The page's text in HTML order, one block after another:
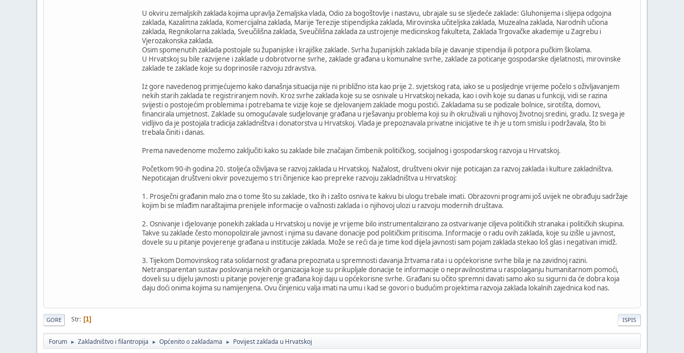
U okviru zemaljskih zaklada kojima upravlja Zemaljska vlada, Odio za bogoštovlje i nastavu, ubrajale su se sljedeće zaklade: Gluhonijema i slijepa odgojna
zaklada, Kazaliπna zaklada, Komercijalna zaklada, Marije Terezije stipendijska zaklada, Mirovinska učiteljska zaklada, Muzealna zaklada, Narodnih učiona
zaklada, Regnikolarna zaklada, Sveučilišna zaklada, Sveučilišna zaklada za ustrojenje medicinskog fakulteta, Zaklada Trgovačke akademije u Zagrebu i
Vjerozakonska zaklada.
Osim spomenutih zaklada postojale su županijske i krajiške zaklade. Svrha županijskih zaklada bila je davanje stipendija ili potpora pučkim školama.
U Hrvatskoj su bile razvijene i zaklade u dobrotvorne svrhe, zaklade građana u komunalne svrhe, zaklade za poticanje gospodarske djelatnosti, mirovinske
zaklade te zaklade koje su doprinosile razvoju zdravstva.
Iz gore navedenog primjećujemo kako današnja situacija nije ni približno ista kao prije 2. svjetskog rata, iako se u posljednje vrijeme počelo s oživljavanjem
nekih starih zaklada te registriranjem novih. Kroz svrhe zaklada koje su se osnivale u Hrvatskoj nekada, kao i ovih koje su danas u funkciji, vidi se razina
svijesti o postojećim problemima i potrebama te vizije koje se djelovanjem zaklade mogu postići. Zakladama su se podizale bolnice, sirotišta, domovi,
financirala umjetnost. Zaklade su omogućavale sudjelovanje građana u rješavanju problema koji su ih okruživali u njihovoj životnoj sredini, gradu. Iz svega je
vidljivo da je postojala tradicija zakladništva i donatorstva u Hrvatskoj. Vlada je prepoznavala privatne inicijative te ih je u tom smislu i podržavala, što bi
trebala činiti i danas.
Prema navedenome možemo zaključiti kako su zaklade bile značajan čimbenik političkog, socijalnog i gospodarskog razvoja u Hrvatskoj.
Početkom 90-ih godina 20. stoljeća oživljava se razvoj zaklada u Hrvatskoj. Nažalost, društveni okvir nije poticajan za razvoj zaklada i kulture zakladništva.
Nepoticajan društveni okvir povezujemo s tri činjenice kao prepreke razvoju zakladništva u Hrvatskoj:
1. Prosječni građanin malo zna o tome što su zaklade, tko ih i zašto osniva te kakvu bi ulogu trebale imati. Obrazovni programi još uvijek ne obrađuju sadržaje
kojim bi se mlađim naraštajima prenijele informacije o važnosti zaklada i o njihovoj ulozi u razvoju modernih društava.
2. Osnivanje i djelovanje ponekih zaklada u Hrvatskoj u novije je vrijeme bilo instrumentalizirano za ostvarivanje ciljeva političkih stranaka i političkih skupina.
Takve su zaklade često monopolizirale javnost i njima su davane donacije pod političkim pritiscima. Informacije o radu ovih zaklada, koje su izišle u javnost,
dovele su u pitanje povjerenje građana u institucije zaklada. Može se reći da je time kod dijela javnosti sam pojam zaklada stekao loš glas i negativan imidž.
3. Tijekom Domovinskog rata solidarnost građana prepoznata u spremnosti davanja žrtvama rata i u općekorisne svrhe bila je na zavidnoj razini.
Netransparentan sustav poslovanja nekih organizacija koje su prikupljale donacije te informacije o nepravilnostima u raspolaganju humanitarnom pomoći,
doveli su u dijelu javnosti u pitanje povjerenje građana koji daju u općekorisne svrhe. Građani su očito spremni davati samo ako su sigurni da će dobra koja
daju doći onima kojima su namijenjena. Ovu činjenicu valja imati na umu i kad se govori o budućim projektima razvoja zaklada lokalnih zajednica kod nas.
ISPIS
GORE Str 1
Forum ► Zakladništvo i filantropija ► Općenito o zakladama ► Povijest zaklada u Hrvatskoj